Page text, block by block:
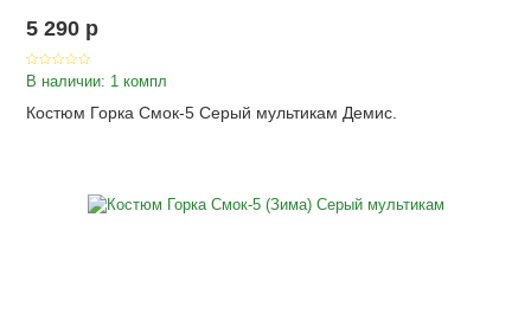
5 290 p
В наличии: 1 компл
Костюм Горка Смок-5 Серый мультикам Демис.